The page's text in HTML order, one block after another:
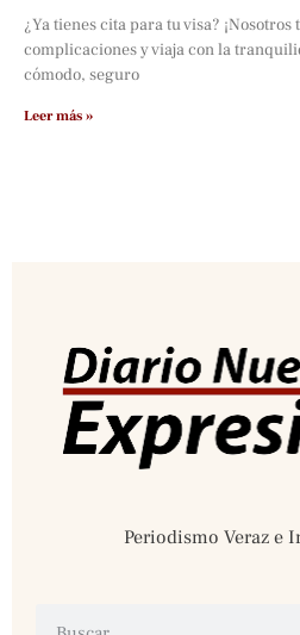
¿Ya tienes cita para tu visa?
complicaciones y viaja con la
cómodo, seguro
Leer más »
Periodismo Veraz e